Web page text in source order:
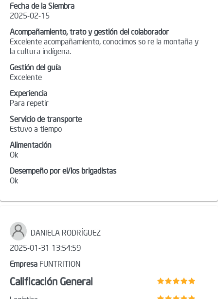
Fecha de la Siembra
2025-02-15
Acompañamiento, trato y gestión del colaborador
Excelente acompañamiento, conocimos so re la montaña y
la cultura indígena.
Gestión del guía
Excelente
Experiencia
Para repetir
Servicio de transporte
Estuvo a tiempo
Alimentación
Ok
Desempeño por el/los brigadistas
Ok
DANIELA RODRÍGUEZ
2025-01-31 13:54:59
Empresa FUNTRITION
Calificación General